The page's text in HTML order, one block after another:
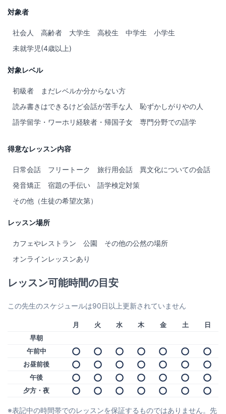
対象者
社会人 高齢者 大学生 高校生 中学生
小学生
未就学児(4歳以上)
対象レベル
初級者
まだレベルか分からない方
読み書きはできるけど会話が苦手な人
恥ずかしがりやの人
語学留学・ワーホリ経験者・帰国子女
専門分野での語学
得意なレッスン内容
日常会話 フリートーク 旅行用会話
異文化についての会話
発音矯正
宿題の手伝い
語学検定対策
その他（生徒の希望次第）
レッスン場所
カフェやレストラン 公園
その他の公然の場所
オンラインレッスンあり
レッスン可能時間の目安
この先生のスケジュールは90日以上更新されていません
月 火 水 木 金 土
日
早朝
午前中
お昼前後
午後
夕方・夜
※表記中の時間帯でのレッスンを保証するものではありません。先